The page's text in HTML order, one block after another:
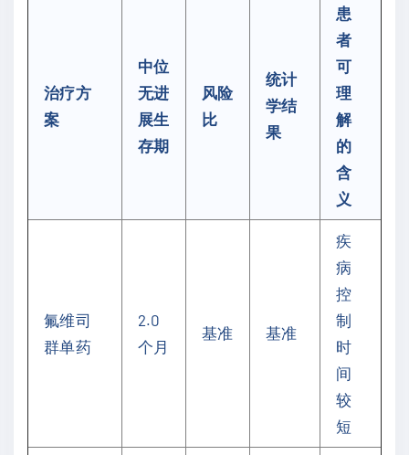
治疗方
案
中位
无进
展生
存期
风险
比
统计
学结
果
患
者
可
理
解
的
含
义
氟维司
群单药
2.0
个月
基准 基准
疾
病
控
制
时
间
较
短